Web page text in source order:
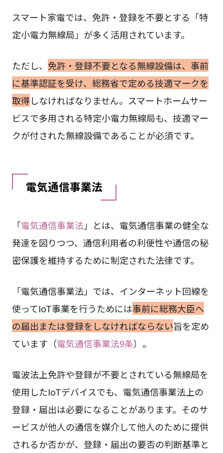
スマート家電では、免許・登録を不要とする「特
定小電力無線局」が多く活用されています。
ただし、 免許・登録不要となる無線設備は、事前
に基準認証を受け、総務省で定める技適マークを
取得しなければなりません。スマートホームサー
ビスで多用される特定小電力無線局も、技適マー
クが付された無線設備であることが必須です。
電気通信事業法
「電気通信事業法 」とは、電気通信事業の健全な
発達を図りつつ、通信利用者の利便性や通信の秘
密保護を維持するために制定された法律です。
「電気通信事業法」では、インターネット回線を
使ってIoT事業を行うためには事前に総務大臣へ
の届出または登録をしなければならない旨を定め
ています（電気通信事業法9条）。
電波法上免許や登録が不要とされている無線局を
使用したIoTデバイスでも、電気通信事業法上の
登録・届出は必要になることがあります。そのサ
ービスが他人の通信を媒介して他人のために提供
されるか否かが、登録・届出の要否の判断基準と